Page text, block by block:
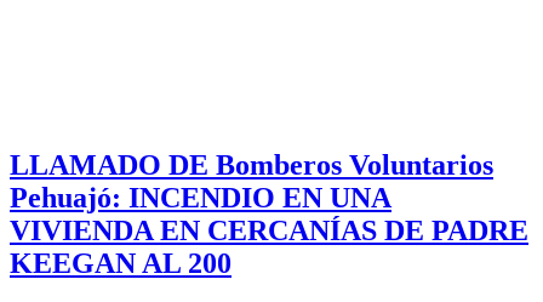
LLAMADO DE Bomberos Voluntarios
Pehuajó: INCENDIO EN UNA
VIVIENDA EN CERCANÍAS DE PADRE
KEEGAN AL 200